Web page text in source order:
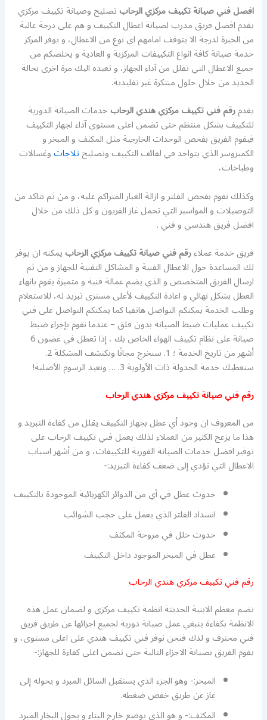
افصل فني صيانة تكييف مركزي الرحابتصليح وصيانة تكييف مركزي
يقدم افضل فريق مدرب لصيانة اعطال التكييف و هم على درجة عالية
من الخبرة لدرجة الا يتوقف امامهم اي نوع من الاعطال، و يوفر المركز
خدمة صيانة كافة انواع التكييفات المركزية و العادية و يخلصكم من
جميع الاعطال التي تقلل من آداء الجهاز، و تعيده اليك مرة اخرى بحالة
الجديد من خلال حلول مبتكرة غير تقليدية.
يقدمرقم فني تكييف مركزي هندي الرحابخدمات الصيانة الدورية
للتكييف بشكل منتظم حتى تضمن اعلى مستوى آداء لجهاز التكييف
فيقوم الفريق بفحص الوحدات الخارجية مثل المكثف و المبخر و
الكمبروسر الذي يتواجد في لفائف التكييف وتصليحثلاجاتوغسالات
وطباخات،
وكذلك نقوم بفحص الفلتر و ازالة الغبار المتراكم عليه، و من ثم نتاكد من
التوصيلات و المواسير التي تحمل غاز الفريون و كل ذلك من خلال
افضل فريق هندسي و فني .
فريق خدمة عملاءرقم فني صيانة تكييف مركزي الرحابيمكنه ان يوفر
لك المساعدة حول الاعطال الفنية و المشاكل التقنية للجهاز و من ثم
ارسال الفريق المتخصص و الذي يضم عمالة فنية و متميزة يقوم بانهاء
العطل بشكل نهائي و اعادة التكييف لأعلى مستزى تبريد له، للاستعلام
وطلب الخدمة يمكنكم التواصل هاتفيا كما يمكنكم التواصل على فني
تكييف عمليات ضبط الصيانة بدون قلق – عندما نقوم بإجراء ضبط
صيانة على نظام تكييف الهواء الخاص بك ، إذا تعطل في غضون 6
أشهر من تاريخ الخدمة ؛ 1. سنخرج مجانًا ونكتشف المشكلة 2.
سنعطيك خدمة الجدولة ذات الأولوية 3. … ونعيد الرسوم الأصلية!
رقم فني صيانة تكييف مركزي هندي الرحاب
من المعروف ان وجود أي عطل بجهاز التكييف يقلل من كفاءة التبريد و
هذا ما يزعج الكثير من العملاء لذلك يعمل فني تكييف الرحاب على
توفير افضل خدمات الصيانة الفورية للتكييفات، و من أشهر اسباب
الاعطال التي تؤدي إلى ضعف كفاءة التبريد:-
حدوث عطل في أي من الدوائر الكهربائية الموجودة بالتكييف
انسداد الفلتر الذي يعمل على حجب الشوائب
حدوث خلل في مروحة المكثف
عطل في المبخر الموجود داخل التكييف
رقم فني تكييف مركزي هندي الرحاب
تضم معظم الابنية الحديثة انظمة تكييف مركزي و لضمان عمل هذه
الانظمة بكفاءة ينبغي عمل صيانة دورية لجميع اجزائها عن طريق فريق
فني محترف و لذك فنحن نوفر فني تكييف هندي على اعلى مستوى، و
يقوم الفريق بصيانة الاجزاء التالية حتى تضمن اعلى كفاءة للجهاز:-
المبخر:- وهو الجزء الذي يستقبل السائل المبرد و يحوله إلى
غاز عن طريق خفض ضغطه.
المكثف:- و هو الذي يوضع خارج البناء و يحول البخار المبرد